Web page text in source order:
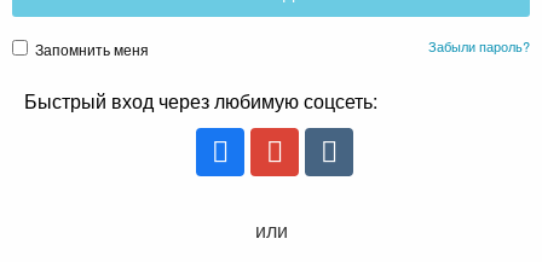
Запомнить меня Забыли пароль?
Быстрый вход через любимую соцсеть:
или